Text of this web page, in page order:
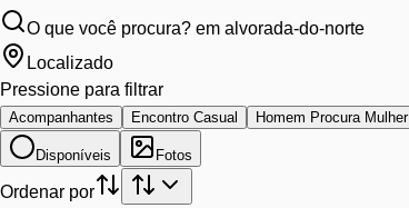
O que você procura? em alvorada-do-norte
Localizado
Pressione para filtrar
Acompanhantes Encontro Casual Homem Procura Mulher
Disponíveis Fotos
Ordenar por